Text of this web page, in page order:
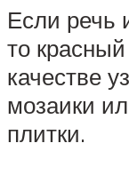
Если речь
то
качестве
мозаики
плитки.